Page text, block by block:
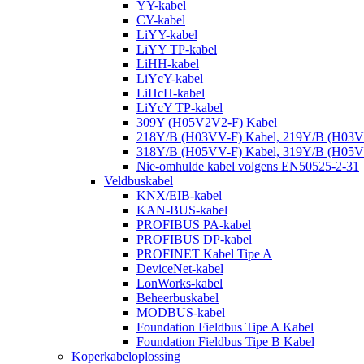
YY-kabel
CY-kabel
LiYY-kabel
LiYY TP-kabel
LiHH-kabel
LiYcY-kabel
LiHcH-kabel
LiYcY TP-kabel
309Y (H05V2V2-F) Kabel
218Y/B (H03VV-F) Kabel, 219Y/B
318Y/B (H05VV-F) Kabel, 319Y/B
Nie-omhulde kabel volgens EN50525-2-31
Veldbuskabel
KNX/EIB-kabel
KAN-BUS-kabel
PROFIBUS PA-kabel
PROFIBUS DP-kabel
PROFINET Kabel Tipe A
DeviceNet-kabel
LonWorks-kabel
Beheerbuskabel
MODBUS-kabel
Foundation Fieldbus Tipe A Kabel
Foundation Fieldbus Tipe B Kabel
Koperkabeloplossing